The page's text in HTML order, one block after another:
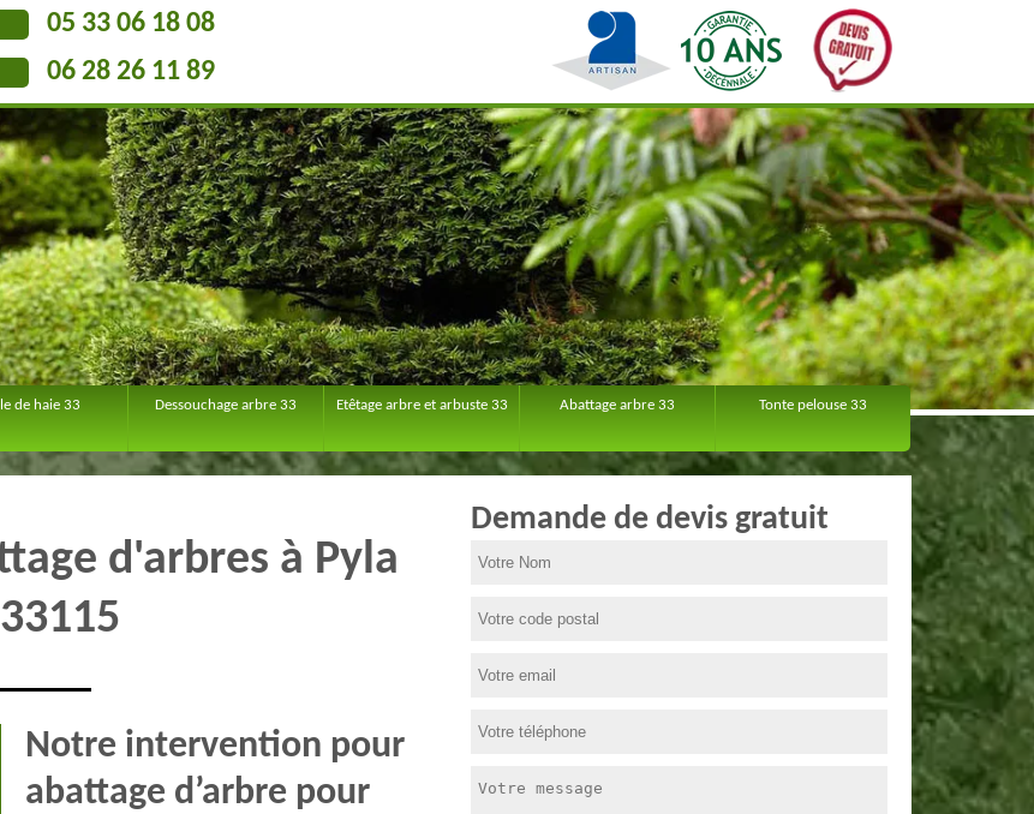
05 33 06 18 08
06 28 26 11 89
de haie 33 Dessouchage arbre 33 Etêtage arbre et arbuste 33 Abattage arbre 33 Tonte pelouse 33
d'arbres à Pyla
Notre intervention pour
abattage d’arbre pour
Demande de devis gratuit